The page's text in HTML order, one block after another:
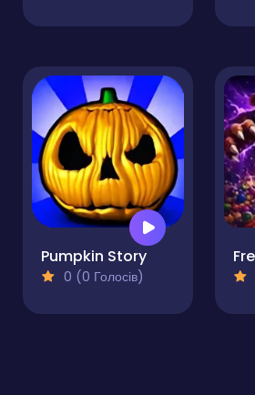
Pumpkin Story
0 (0 Голосів)